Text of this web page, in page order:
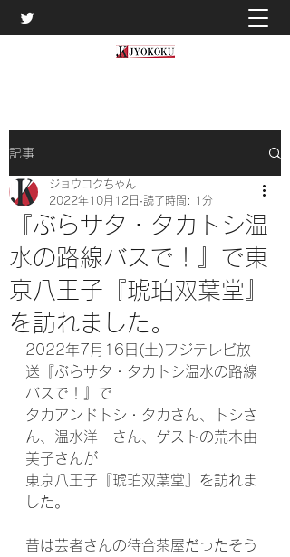
記事
『ぶらサタ・タカトシ温
水の路線バスで！』で東
京八王子『琥珀双葉堂』
を訪れました。
ジョウコクちゃん
2022年10月12日 読了時間: 1分
2022年7月16日(土)フジテレビ放
送『ぶらサタ・タカトシ温水の路線
バスで！』で
タカアンドトシ・タカさん、トシさ
ん、温水洋一さん、ゲストの荒木由
美子さんが
東京八王子『琥珀双葉堂』を訪れま
した。
昔は芸者さんの待合茶屋だったそう